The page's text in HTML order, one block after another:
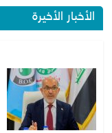
الأخبار الأخيرة